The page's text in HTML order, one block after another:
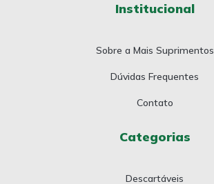
Institucional
Sobre a Mais Suprimentos
Dúvidas Frequentes
Contato
Categorias
Descartáveis